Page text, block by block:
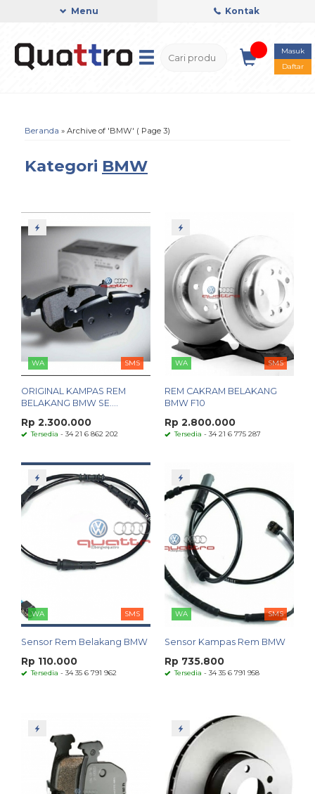
Menu Kontak
Masuk
Daftar
Beranda » Archive of 'BMW' ( Page 3)
Kategori BMW
WA SMS
ORIGINAL KAMPAS REM
BELAKANG BMW SE....
Rp 2.300.000
Tersedia - 34 21 6 862 202
WA SMS
REM CAKRAM BELAKANG
BMW F10
Rp 2.800.000
Tersedia - 34 21 6 775 287
WA SMS
Sensor Rem Belakang BMW
Rp 110.000
Tersedia - 34 35 6 791 962
WA SMS
Sensor Kampas Rem BMW
Rp 735.800
Tersedia - 34 35 6 791 958